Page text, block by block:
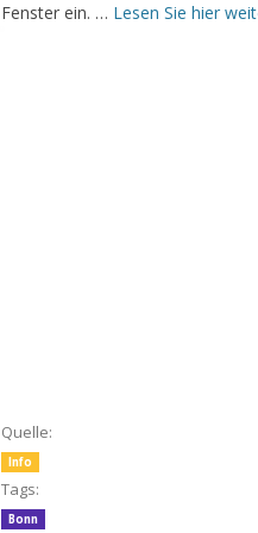
Fenster ein. … Lesen Sie hier
Quelle:
Info
Tags:
Bonn